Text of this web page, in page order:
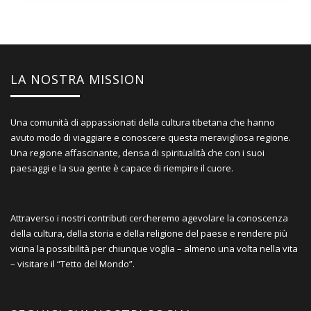
LA NOSTRA MISSION
Una comunità di appassionati della cultura tibetana che hanno
avuto modo di viaggiare e conoscere questa meravigliosa regione.
Una regione affascinante, densa di spiritualità che con i suoi
paesaggi e la sua gente è capace di riempire il cuore.
Attraverso i nostri contributi cercheremo agevolare la conoscenza
della cultura, della storia e della religione del paese e rendere più
vicina la possibilità per chiunque voglia – almeno una volta nella vita
– visitare il “Tetto del Mondo”.